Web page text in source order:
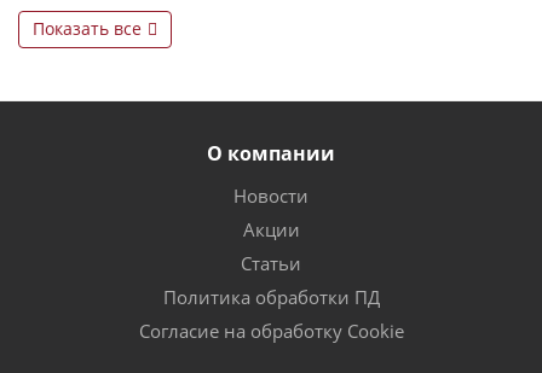
Показать все
О компании
Новости
Акции
Статьи
Политика обработки ПД
Согласие на обработку Cookie